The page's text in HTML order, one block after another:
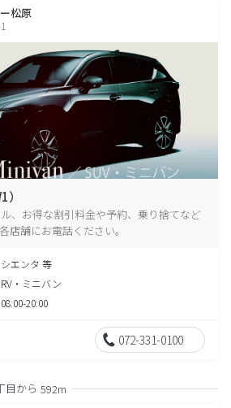
松原
、お得な割引料金や予約、乗り捨てなど
店舗にお電話ください。
シエンタ 等
RV・ミニバン
08:00-20:00
072-331-0100
目から 592m